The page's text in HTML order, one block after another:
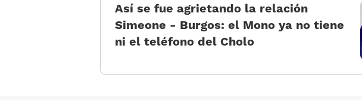
Así se fue agrietando la relación
Simeone - Burgos: el Mono ya no tiene
ni el teléfono del Cholo